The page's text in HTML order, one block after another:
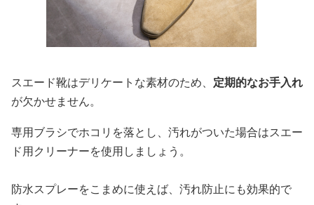
スエード靴はデリケートな素材のため、 定期的なお手入れ
が欠かせません。
専用ブラシでホコリを落とし、汚れがついた場合はスエー
ド用クリーナーを使用しましょう。
防水スプレーをこまめに使えば、汚れ防止にも効果的で